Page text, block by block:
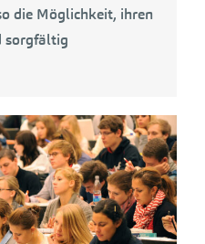
die Möglichkeit, ihren
sorgfältig